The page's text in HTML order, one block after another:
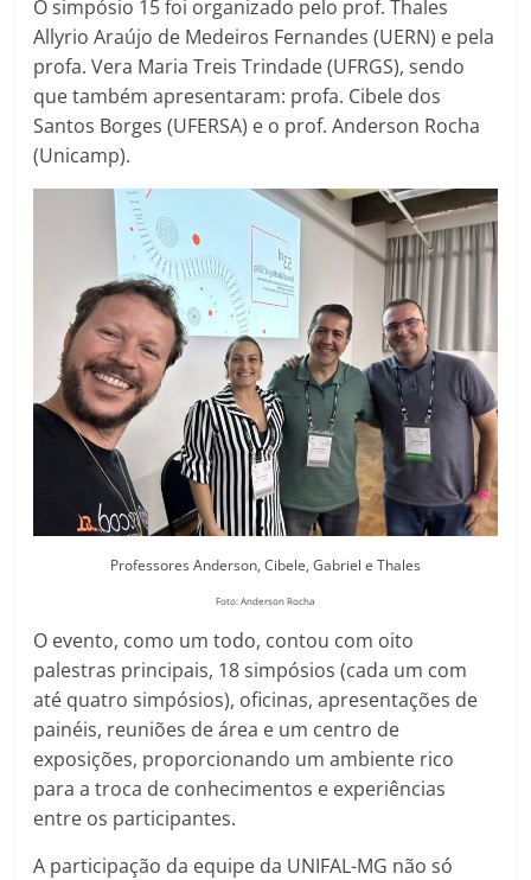
O simpósio 15 foi organizado pelo prof. Thales
Allyrio Araújo de Medeiros Fernandes (UERN) e pela
profa. Vera Maria Treis Trindade (UFRGS), sendo
que também apresentaram: profa. Cibele dos
Santos Borges (UFERSA) e o prof. Anderson Rocha
(Unicamp).
Professores Anderson, Cibele, Gabriel e Thales
Foto: Anderson Rocha
O evento, como um todo, contou com oito
palestras principais, 18 simpósios (cada um com
até quatro simpósios), oficinas, apresentações de
painéis, reuniões de área e um centro de
exposições, proporcionando um ambiente rico
para a troca de conhecimentos e experiências
entre os participantes.
A participação da equipe da UNIFAL-MG não só